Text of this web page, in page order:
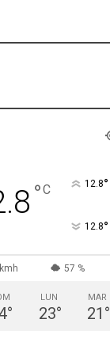
°C 12.8°
12.8°
57 %
°
LUN
23°
MAR
21 °